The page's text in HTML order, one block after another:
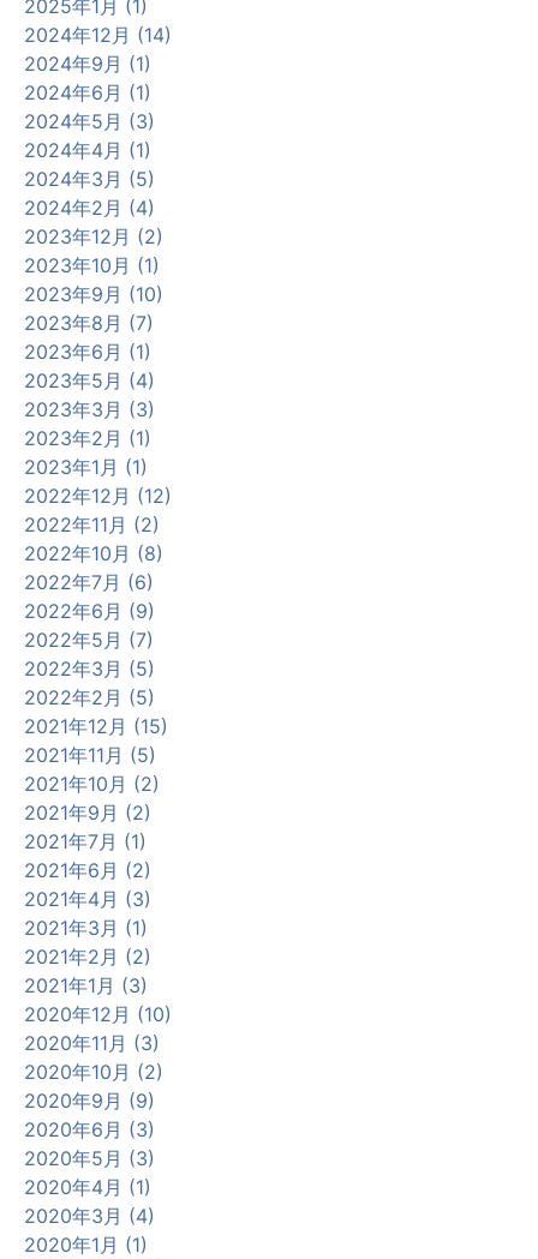
2025年1月 (1)
2024年12月 (14)
2024年9月 (1)
2024年6月 (1)
2024年5月 (3)
2024年4月 (1)
2024年3月 (5)
2024年2月 (4)
2023年12月 (2)
2023年10月 (1)
2023年9月 (10)
2023年8月 (7)
2023年6月 (1)
2023年5月 (4)
2023年3月 (3)
2023年2月 (1)
2023年1月 (1)
2022年12月 (12)
2022年11月 (2)
2022年10月 (8)
2022年7月 (6)
2022年6月 (9)
2022年5月 (7)
2022年3月 (5)
2022年2月 (5)
2021年12月 (15)
2021年11月 (5)
2021年10月 (2)
2021年9月 (2)
2021年7月 (1)
2021年6月 (2)
2021年4月 (3)
2021年3月 (1)
2021年2月 (2)
2021年1月 (3)
2020年12月 (10)
2020年11月 (3)
2020年10月 (2)
2020年9月 (9)
2020年6月 (3)
2020年5月 (3)
2020年4月 (1)
2020年3月 (4)
2020年1月 (1)